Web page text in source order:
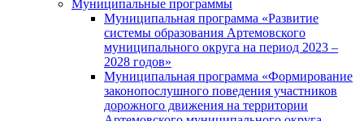
Муниципальные программы
Муниципальная программа «Развитие
системы образования Артемовского
муниципального округа на период 2023 –
2028 годов»
Муниципальная программа «Формирование
законопослушного поведения участников
дорожного движения на территории